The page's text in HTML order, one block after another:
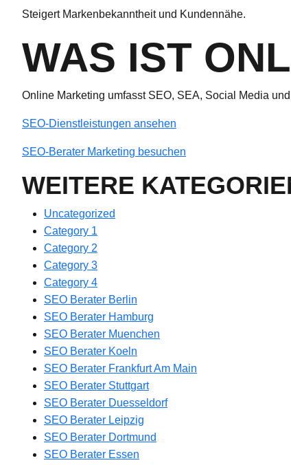
Steigert Markenbekanntheit und Kundennähe.
WAS IST
Online Marketing umfasst SEO, SEA, Social Media
SEO-Dienstleistungen ansehen
SEO-Berater Marketing besuchen
WEITERE
Uncategorized
Category 1
Category 2
Category 3
Category 4
SEO Berater Berlin
SEO Berater Hamburg
SEO Berater Muenchen
SEO Berater Koeln
SEO Berater Frankfurt Am Main
SEO Berater Stuttgart
SEO Berater Duesseldorf
SEO Berater Leipzig
SEO Berater Dortmund
SEO Berater Essen